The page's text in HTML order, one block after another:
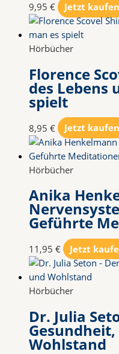
9,95 € Jetzt kaufen
Hörbücher
Florence
des Lebens
spielt
8,95 € Jetzt kaufen
Hörbücher
Anika
Geführte
11,95 € Jetzt
Hörbücher
Dr. Julia
Wohlstand